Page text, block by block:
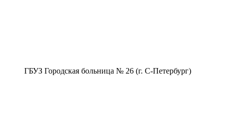
ГБУЗ Городская больница № 26 (г. С-Петербург)